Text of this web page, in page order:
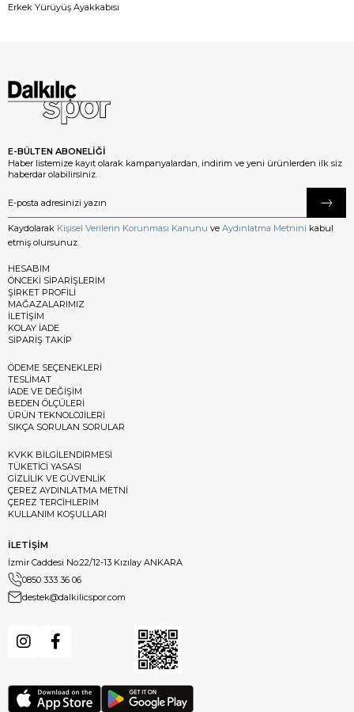
Erkek Yürüyüş Ayakkabısı
E-BÜLTEN ABONELİĞİ
Haber listemize kayıt olarak kampanyalardan, indirim ve yeni ürünlerden ilk siz
haberdar olabilirsiniz.
Kaydolarak Kişisel Verilerin Korunması Kanunu ve Aydınlatma Metnini kabul
etmiş olursunuz.
HESABIM
ÖNCEKİ SİPARİŞLERİM
ŞİRKET PROFİLİ
MAĞAZALARIMIZ
İLETİŞİM
KOLAY İADE
SİPARİŞ TAKİP
ÖDEME SEÇENEKLERİ
TESLİMAT
İADE VE DEĞİŞİM
BEDEN ÖLÇÜLERİ
ÜRÜN TEKNOLOJİLERİ
SIKÇA SORULAN SORULAR
KVKK BİLGİLENDİRMESİ
TÜKETİCİ YASASI
GİZLİLİK VE GÜVENLİK
ÇEREZ AYDINLATMA METNİ
ÇEREZ TERCİHLERİM
KULLANIM KOŞULLARI
İLETİŞİM
İzmir Caddesi No:22/12-13 Kızılay ANKARA
0850 333 36 06
destek@dalkilicspor.com